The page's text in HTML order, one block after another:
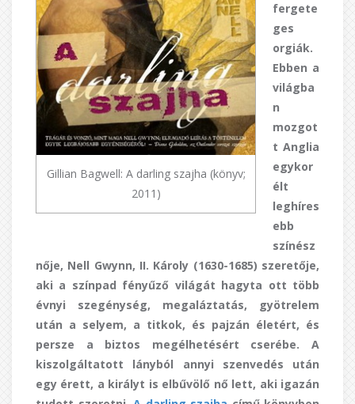
Gillian Bagwell: A darling szajha (könyv;
2011)
fergete
ges
orgiák.
Ebben a
világba
n
mozgot
t Anglia
egykor
élt
leghíres
ebb
színész
nője, Nell Gwynn, II. Károly (1630-1685) szeretője,
aki a színpad fényűző világát hagyta ott több
évnyi szegénység, megaláztatás, gyötrelem
után a selyem, a titkok, és pajzán életért, és
persze a biztos megélhetésért cserébe. A
kiszolgáltatott lányból annyi szenvedés után
egy érett, a királyt is elbűvölő nő lett, aki igazán